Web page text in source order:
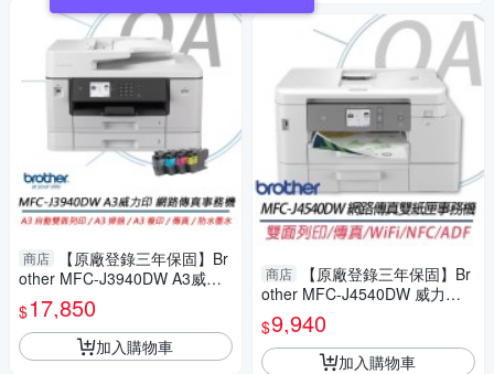
商店
【原廠登錄三年保固】Br
other MFC-J3940DW A3威力
印輕連供旗艦版 雙紙匣商用網
路傳真事務機
$17,850
加入購物車
商店
【原廠登錄三年保固】Br
other MFC-J4540DW 威力印
輕連供彩色商用雙面網路雙紙
匣傳真事務機 印表機
$9,940
加入購物車